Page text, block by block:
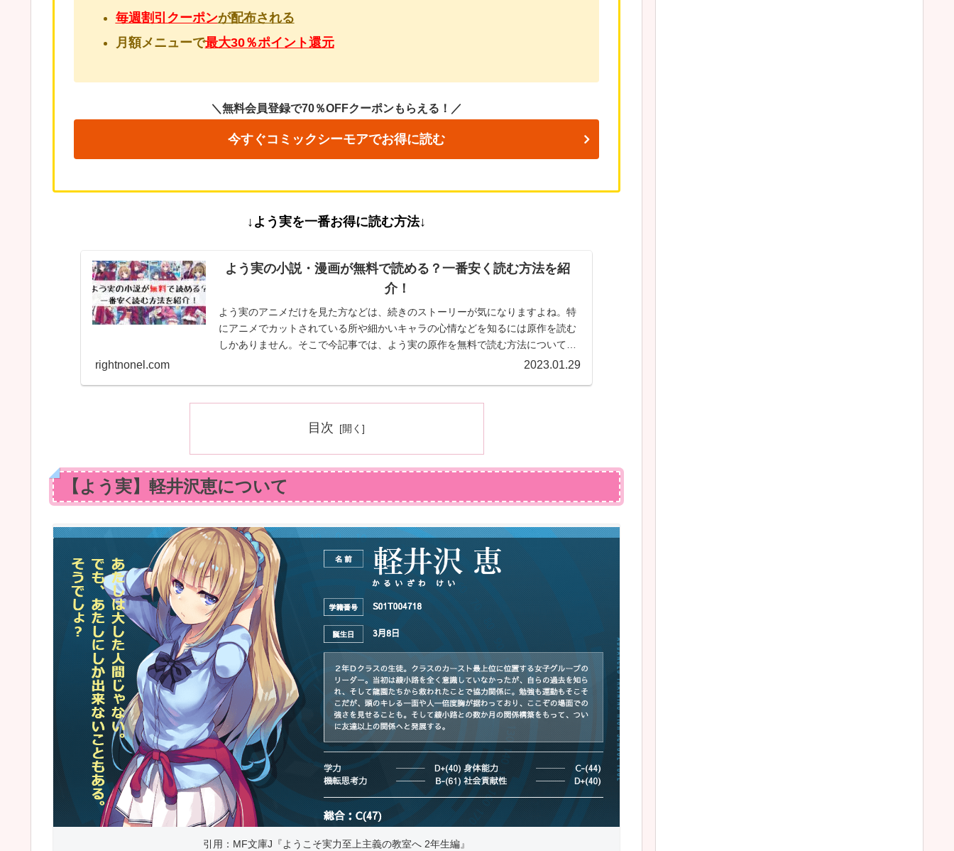
毎週割引クーポンが配布される
月額メニューで最大30％ポイント還元
＼無料会員登録で70％OFFクーポンもらえる！／
今すぐコミックシーモアでお得に読む
↓よう実を一番お得に読む方法↓
よう実の小説・漫画が無料で読める？一番安く読む方法を紹
介！
よう実のアニメだけを見た方などは、続きのストーリーが気になりますよね。特
にアニメでカットされている所や細かいキャラの心情などを知るには原作を読む
しかありません。そこで今記事では、よう実の原作を無料で読む方法についてお
rightnonel.com 2023.01.29
目次
【よう実】軽井沢恵について
引用：MF文庫J『ようこそ実力至上主義の教室へ 2年生編』